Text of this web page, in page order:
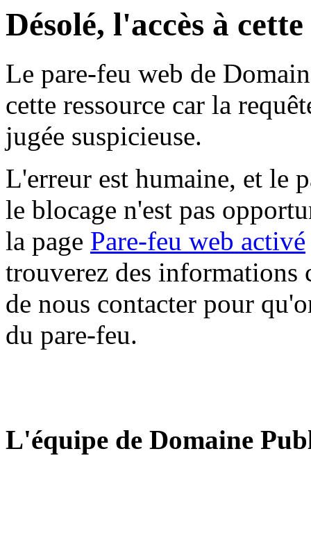
Désolé, l'accès à
Le pare-feu web de
cette ressource car la
jugée suspicieuse.
L'erreur est humaine, et le
le blocage n'est pas
la page Pare-feu web activé
trouverez des informations
de nous contacter pour
du pare-feu.
L'équipe de Domaine